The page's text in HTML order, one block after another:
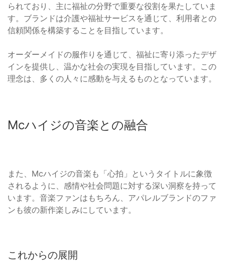
られており、主に福祉の分野で重要な役割を果たしていま
す。ブランドは介護や福祉サービスを通じて、利用者との
信頼関係を構築することを目指しています。
オーダーメイドの服作りを通じて、福祉に寄り添ったデザ
インを提供し、温かな社会の実現を目指しています。この
理念は、多くの人々に感動を与えるものとなっています。
Mcハイジの音楽との融合
また、Mcハイジの音楽も「心拍」というタイトルに象徴
されるように、感情や社会問題に対する深い洞察を持って
います。音楽ファンはもちろん、アパレルブランドのファ
ンも彼の新作楽しみにしています。
これからの展開